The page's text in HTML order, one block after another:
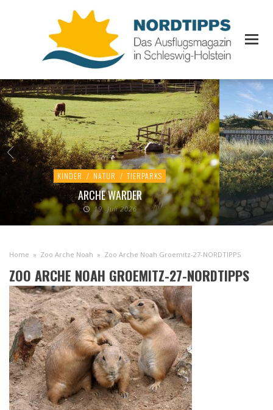
KINDER / NATUR / TIERPARKS
ARCHE WARDER
19. Juli 2026
Home » Zoo Arche Noah » Zoo Arche Noah Groemitz-27-NORDTIPPS
ZOO ARCHE NOAH GROEMITZ-27-NORDTIPPS